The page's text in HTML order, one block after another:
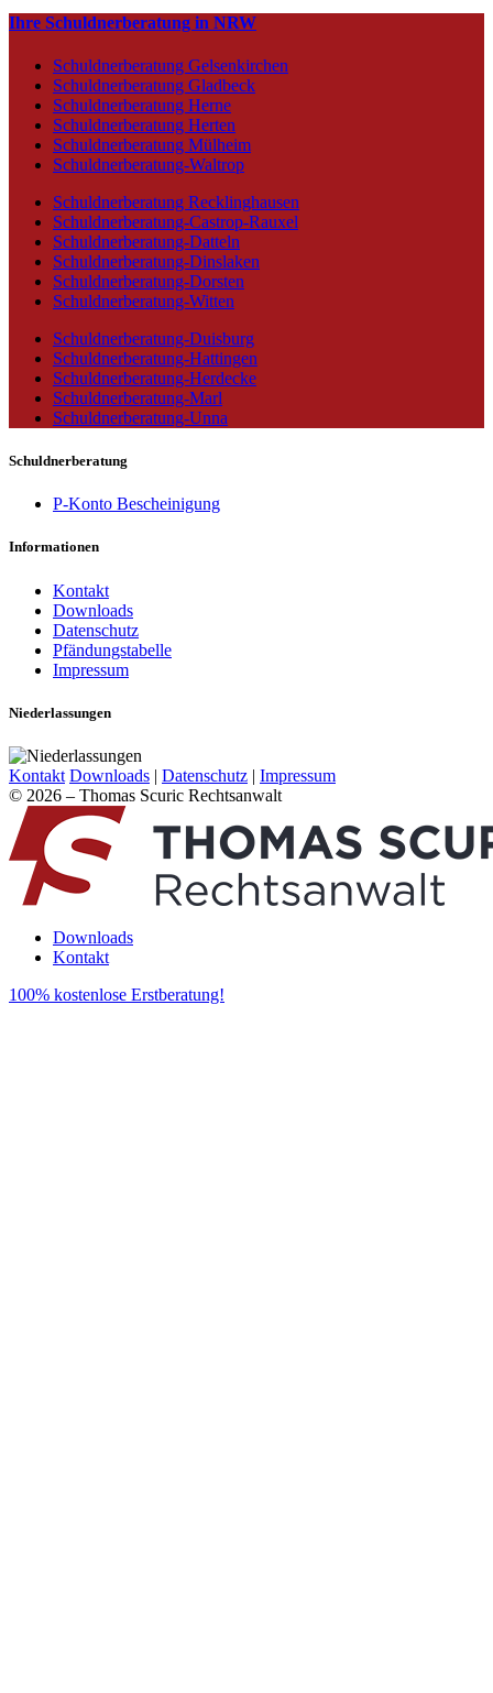
Ihre Schuldnerberatung in NRW
Schuldnerberatung Gelsenkirchen
Schuldnerberatung Gladbeck
Schuldnerberatung Herne
Schuldnerberatung Herten
Schuldnerberatung Mülheim
Schuldnerberatung-Waltrop
Schuldnerberatung Recklinghausen
Schuldnerberatung-Castrop-Rauxel
Schuldnerberatung-Datteln
Schuldnerberatung-Dinslaken
Schuldnerberatung-Dorsten
Schuldnerberatung-Witten
Schuldnerberatung-Duisburg
Schuldnerberatung-Hattingen
Schuldnerberatung-Herdecke
Schuldnerberatung-Marl
Schuldnerberatung-Unna
Schuldnerberatung
P-Konto Bescheinigung
Informationen
Kontakt
Downloads
Datenschutz
Pfändungstabelle
Impressum
Niederlassungen
Kontakt Downloads | Datenschutz | Impressum
© 2026 – Thomas Scuric Rechtsanwalt
Downloads
Kontakt
100% kostenlose Erstberatung!